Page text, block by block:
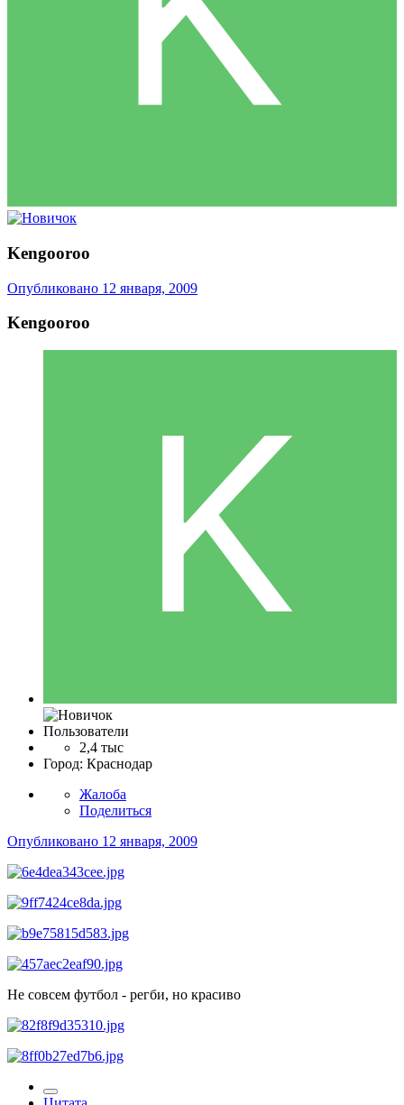
Kengooroo
Опубликовано 12 января, 2009
Kengooroo
Пользователи
2,4 тыс
Город: Краснодар
Жалоба
Поделиться
Опубликовано 12 января, 2009
Не совсем футбол - регби, но красиво